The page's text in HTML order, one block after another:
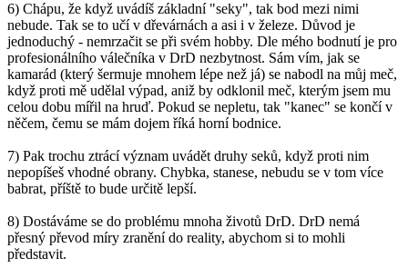
6) Chápu, že když uvádíš základní "seky", tak bod mezi nimi
nebude. Tak se to učí v dřevárnách a asi i v železe. Důvod je
jednoduchý - nemrzačit se při svém hobby. Dle mého bodnutí je pro
profesionálního válečníka v DrD nezbytnost. Sám vím, jak se
kamarád (který šermuje mnohem lépe než já) se nabodl na můj meč,
když proti mě udělal výpad, aniž by odklonil meč, kterým jsem mu
celou dobu mířil na hruď. Pokud se nepletu, tak "kanec" se končí v
něčem, čemu se mám dojem říká horní bodnice.
7) Pak trochu ztrácí význam uvádět druhy seků, když proti nim
nepopíšeš vhodné obrany. Chybka, stanese, nebudu se v tom více
babrat, příště to bude určitě lepší.
8) Dostáváme se do problému mnoha životů DrD. DrD nemá
přesný převod míry zranění do reality, abychom si to mohli
představit.